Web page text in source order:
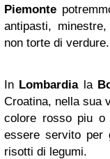
Piemonte
antipasti,
non torte di verdure.
In Lombardiala
Croatina, nella sua
colore rosso piu o
essere servito per
risotti di legumi.